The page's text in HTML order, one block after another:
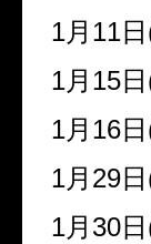
1月 11日
1月 15日
1月 16日
1月 29日
1月 30日